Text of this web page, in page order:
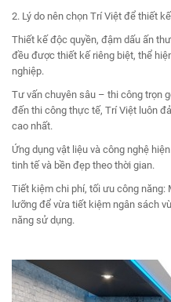
2. Lý do nên chọn Trí Việt để thiết
Thiết kế độc quyền, đậm dấu ấn
đều được thiết kế riêng biệt, thể
nghiệp.
Tư vấn chuyên sâu – thi công trọn
đến thi công thực tế, Trí Việt luôn
cao nhất.
Ứng dụng vật liệu và công nghệ
tinh tế và bền đẹp theo thời gian.
Tiết kiệm chi phí, tối ưu công
lưỡng để vừa tiết kiệm ngân sách
năng sử dụng.